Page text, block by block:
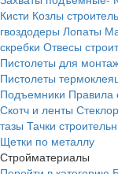
Кисти Козлы
гвоздодеры Лопаты
скребки Отвесы
Пистолеты для
Пистолеты
Подъемники Правила
Скотч и ленты
тазы Тачки
Щетки по металлу
Стройматериалы